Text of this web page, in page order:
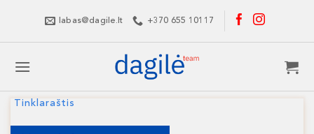
content
labas@dagile.lt +370 655 10117
Tinklaraštis